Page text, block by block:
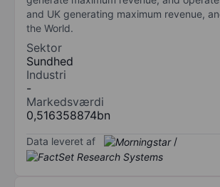
and UK generating maximum revenue,
the World.
Sektor
Sundhed
Industri
-
Markedsværdi
0,516358874bn
Data leveret af /